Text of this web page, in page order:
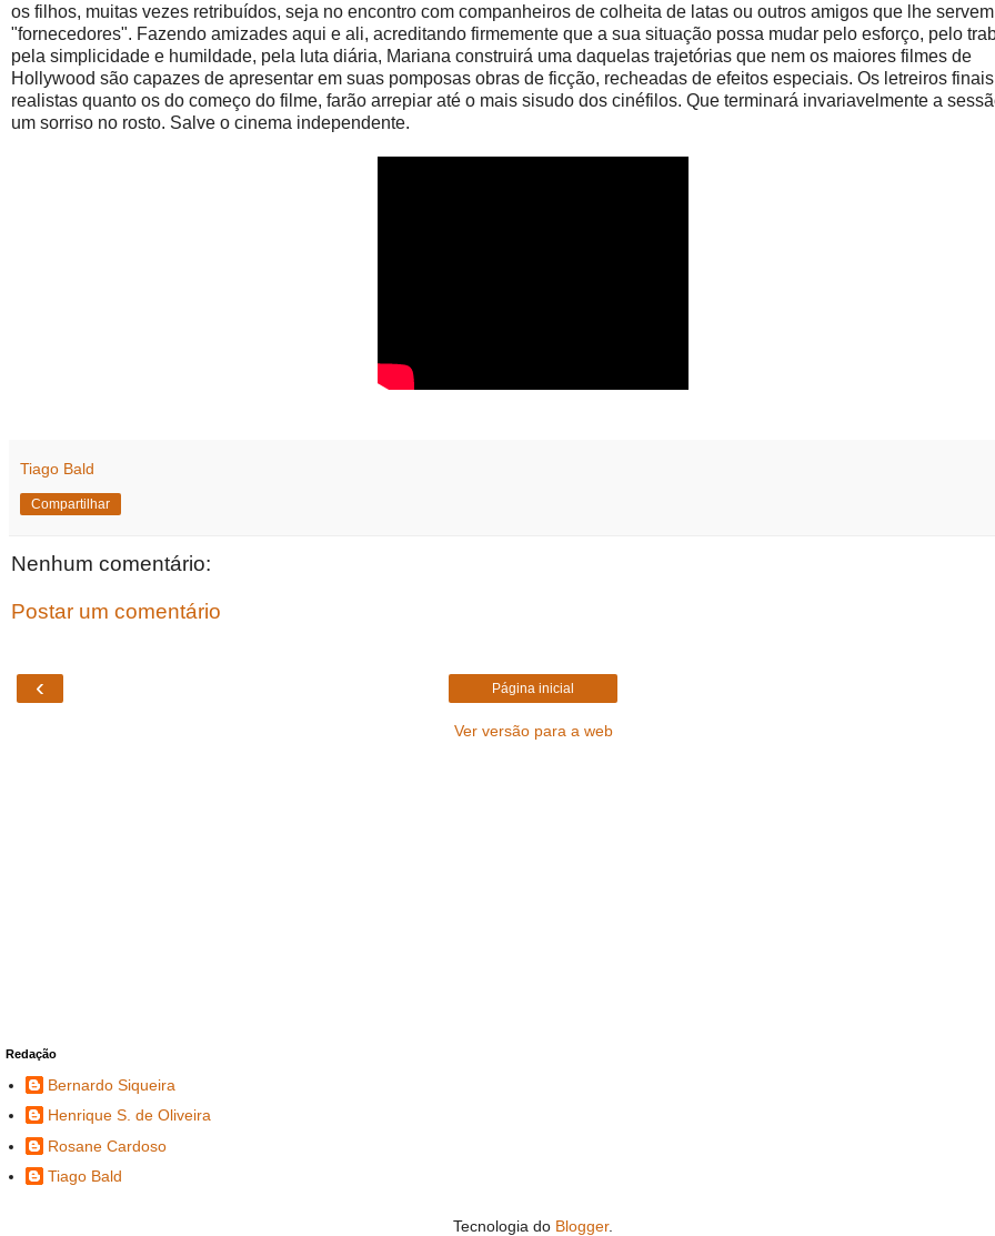
os filhos, muitas vezes retribuídos, seja no encontro com companheiros de colheita de latas ou outros amigos que lhe
"fornecedores". Fazendo amizades aqui e ali, acreditando firmemente que a sua situação possa mudar pelo esforço, pelo
pela simplicidade e humildade, pela luta diária, Mariana construirá uma daquelas trajetórias que nem os maiores filmes de
Hollywood são capazes de apresentar em suas pomposas obras de ficção, recheadas de efeitos especiais. Os letreiros
realistas quanto os do começo do filme, farão arrepiar até o mais sisudo dos cinéfilos. Que terminará invariavelmente a
um sorriso no rosto. Salve o cinema independente.
Tiago Bald
Compartilhar
Nenhum comentário:
Postar um comentário
‹ Página inicial
Ver versão para a web
Redação
Bernardo Siqueira
Henrique S. de Oliveira
Rosane Cardoso
Tiago Bald
Tecnologia do Blogger.